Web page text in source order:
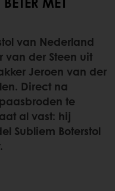
van Nederland
van der Steen uit
Jeroen van der
Direct na
te
al vast: hij
Subliem Boterstol